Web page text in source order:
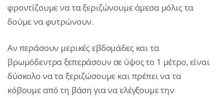
φροντίζουμε να τα ξεριζώνουμε άμεσα μόλις τα
δούμε να φυτρώνουν.
Αν περάσουν μερικές εβδομάδες και τα
βρωμόδεντρα ξεπεράσουν σε ύψος το 1 μέτρο, είναι
δύσκολο να τα ξεριζώσουμε και πρέπει να τα
κόβουμε από τη βάση για να ελέγξουμε την